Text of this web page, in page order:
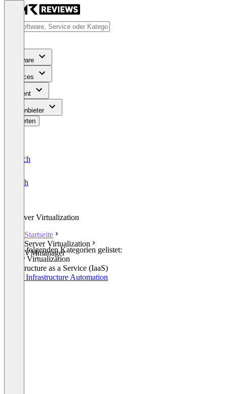
Software
Services
Content
Für Anbieter
Bewerten
Deutsch
English
Server Virtualization
Startseite
Server Virtualization
VMmanager
In den folgenden Kategorien gelistet:
Server Virtualization
Infrastructure as a Service (IaaS)
Cloud Infrastructure Automation